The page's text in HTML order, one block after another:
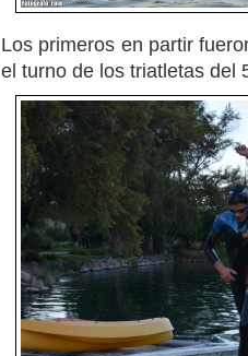
Los primeros en partir
el turno de los triatletas del